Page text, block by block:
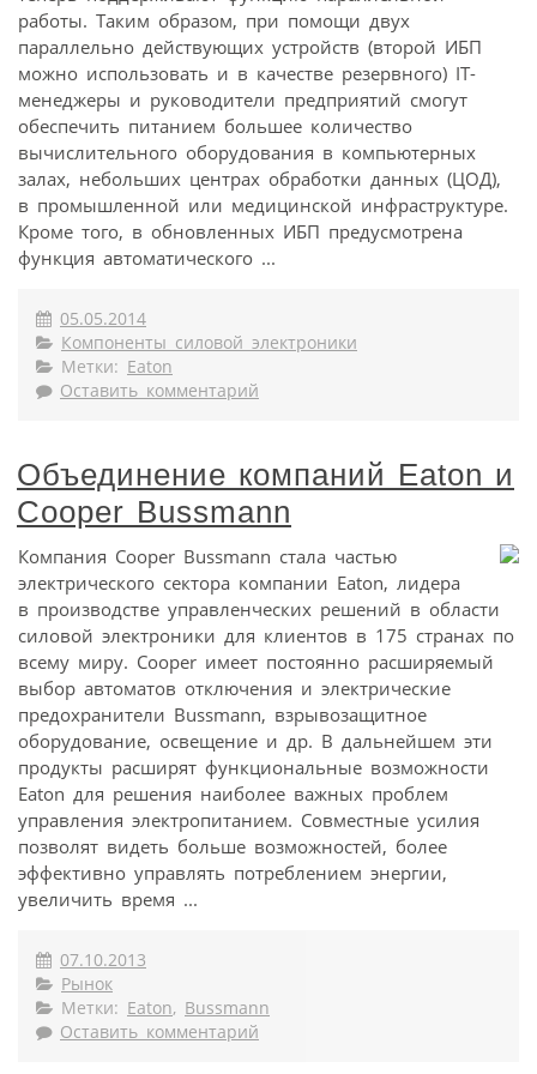
работы. Таким образом, при помощи двух
параллельно действующих устройств (второй ИБП
можно использовать и в качестве резервного) IT-
менеджеры и руководители предприятий смогут
обеспечить питанием большее количество
вычислительного оборудования в компьютерных
залах, небольших центрах обработки данных (ЦОД),
в промышленной или медицинской инфраструктуре.
Кроме того, в обновленных ИБП предусмотрена
функция автоматического ...
05.05.2014
Компоненты силовой электроники
Метки: Eaton
Оставить комментарий
Объединение компаний Eaton и
Cooper Bussmann
Компания Cooper Bussmann стала частью
электрического сектора компании Eaton, лидера
в производстве управленческих решений в области
силовой электроники для клиентов в 175 странах по
всему миру. Cooper имеет постоянно расширяемый
выбор автоматов отключения и электрические
предохранители Bussmann, взрывозащитное
оборудование, освещение и др. В дальнейшем эти
продукты расширят функциональные возможности
Eaton для решения наиболее важных проблем
управления электропитанием. Совместные усилия
позволят видеть больше возможностей, более
эффективно управлять потреблением энергии,
увеличить время ...
07.10.2013
Рынок
Метки: Eaton, Bussmann
Оставить комментарий